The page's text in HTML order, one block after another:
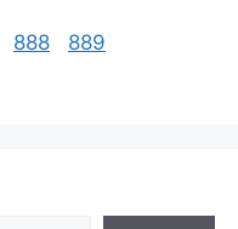
Страница
888 Страница
889